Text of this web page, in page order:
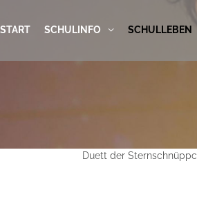
START SCHULINFO SCHULLEBEN
Duett der